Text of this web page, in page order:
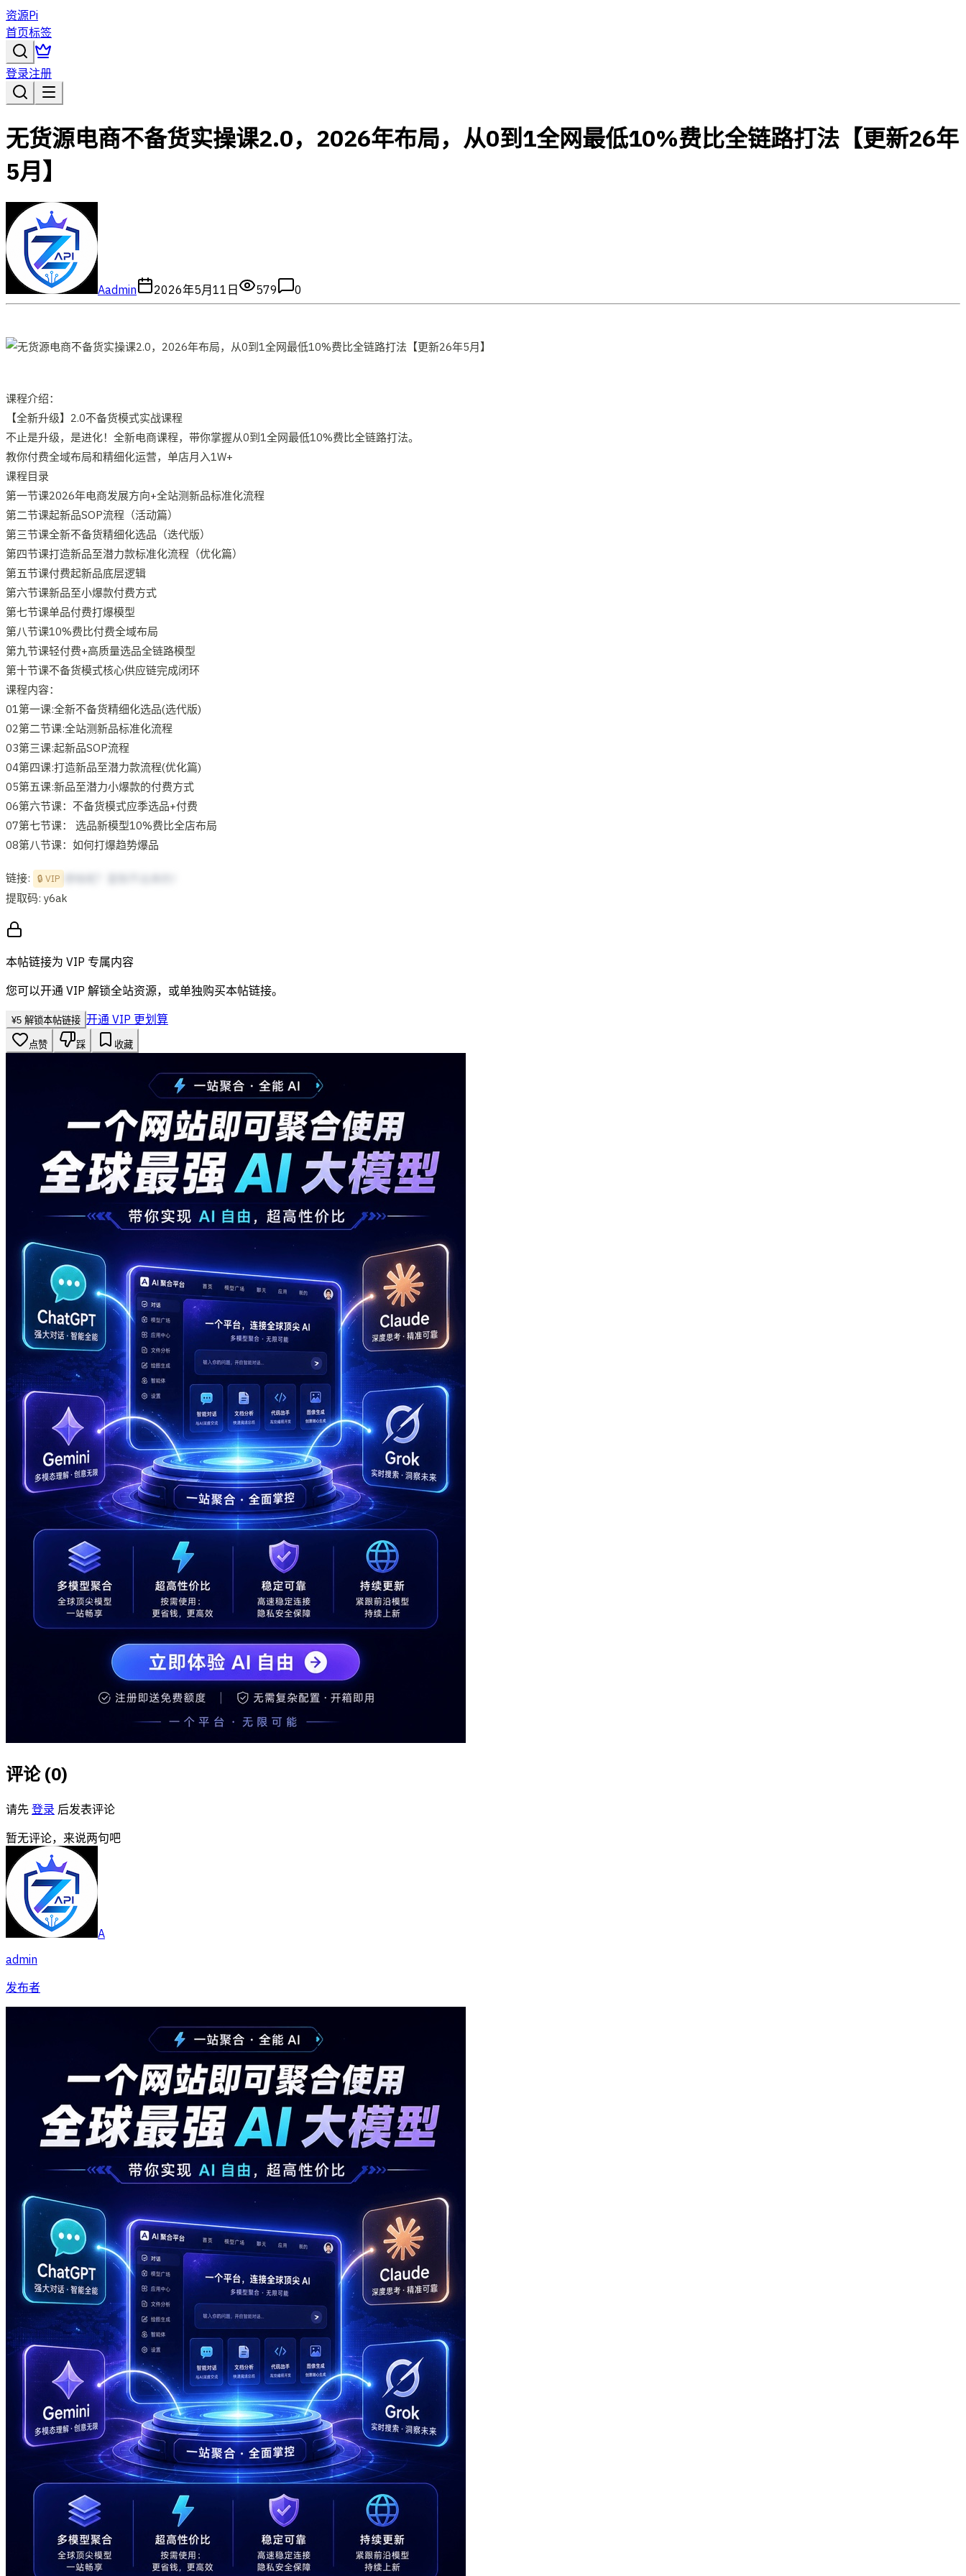
资源Pi
首页标签
登录注册
无货源电商不备货实操课2.0，2026年布局，从0到1全网最低10%费比全链路打法【更新26年
5月】
Aadmin 2026年5月11日 579 0
课程介绍：
【全新升级】2.0不备货模式实战课程
不止是升级，是进化！全新电商课程，带你掌握从0到1全网最低10%费比全链路打法。
教你付费全域布局和精细化运营，单店月入1W+
课程目录
第一节课2026年电商发展方向+全站测新品标准化流程
第二节课起新品SOP流程（活动篇）
第三节课全新不备货精细化选品（迭代版）
第四节课打造新品至潜力款标准化流程（优化篇）
第五节课付费起新品底层逻辑
第六节课新品至小爆款付费方式
第七节课单品付费打爆模型
第八节课10%费比付费全域布局
第九节课轻付费+高质量选品全链路模型
第十节课不备货模式核心供应链完成闭环
课程内容：
01第一课:全新不备货精细化选品(选代版)
02第二节课:全站测新品标准化流程
03第三课:起新品SOP流程
04第四课:打造新品至潜力款流程(优化篇)
05第五课:新品至潜力小爆款的付费方式
06第六节课：不备货模式应季选品+付费
07第七节课： 选品新模型10%费比全店布局
08第八节课：如何打爆趋势爆品
链接: 🔒 VIP
提取码: y6ak
本帖链接为 VIP 专属内容
您可以开通 VIP 解锁全站资源，或单独购买本帖链接。
¥5 解锁本帖链接 开通 VIP 更划算
点赞 踩 收藏
评论 (0)
请先 登录 后发表评论
暂无评论，来说两句吧
A
admin
发布者